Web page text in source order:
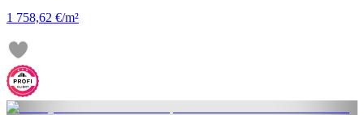
1 758,62 €/m²